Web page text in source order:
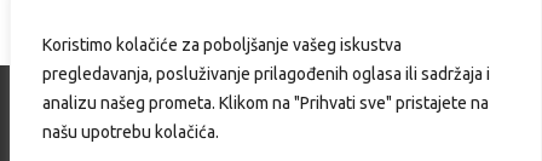
Koristimo kolačiće za poboljšanje vašeg iskustva
pregledavanja, posluživanje prilagođenih oglasa ili sadržaja i
analizu našeg prometa. Klikom na "Prihvati sve" pristajete na
našu upotrebu kolačića.